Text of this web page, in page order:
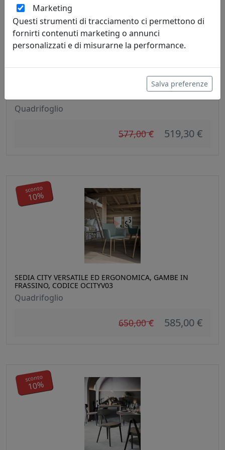
SEDIA MOON, LA RIVOLUZIONE COPERNICANA, CODICE
Quadrifoglio
577,00 € 519,30 €
10%
SEDIA CITY VERSATILE ED ERGONOMICA, GAMBE IN
FRASSINO, CODICE OCITYV03
Quadrifoglio
650,00 € 585,00 €
sconto
10%
sconto
10%
Marketing
Questi strumenti di tracciamento ci permettono di
fornirti contenuti marketing o annunci
personalizzati e di misurarne la performance.
Salva preferenze